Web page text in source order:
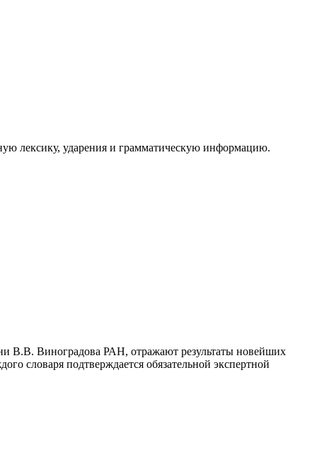
лексику, ударения и грамматическую информацию.
В.В. Виноградова РАН, отражают результаты новейших
словаря подтверждается обязательной экспертной